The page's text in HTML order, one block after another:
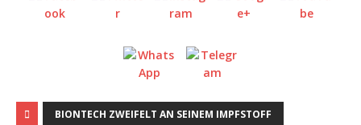
BIONTECH ZWEIFELT AN SEINEM IMPFSTOFF